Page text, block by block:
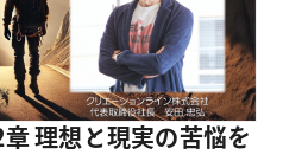
理想と現実の苦悩を